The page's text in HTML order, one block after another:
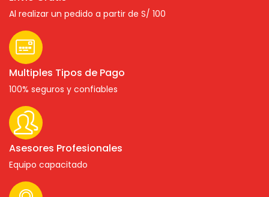
Al realizar un pedido a partir de S/ 100
Multiples Tipos de Pago
100% seguros y confiables
Asesores Profesionales
Equipo capacitado